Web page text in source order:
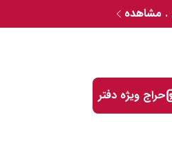
. مشاهده
حراج ویژه دفتر